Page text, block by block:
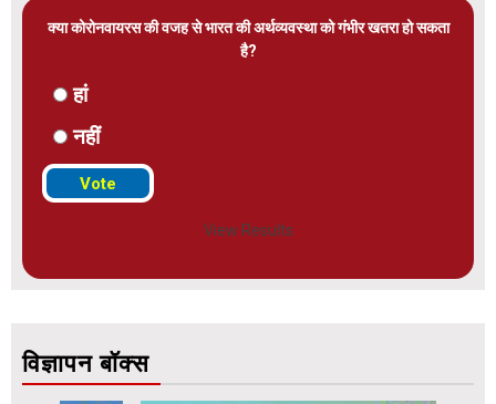
क्या कोरोनवायरस की वजह से भारत की अर्थव्यवस्था को गंभीर खतरा हो सकता
है?
हां
नहीं
View Results
विज्ञापन बॉक्स